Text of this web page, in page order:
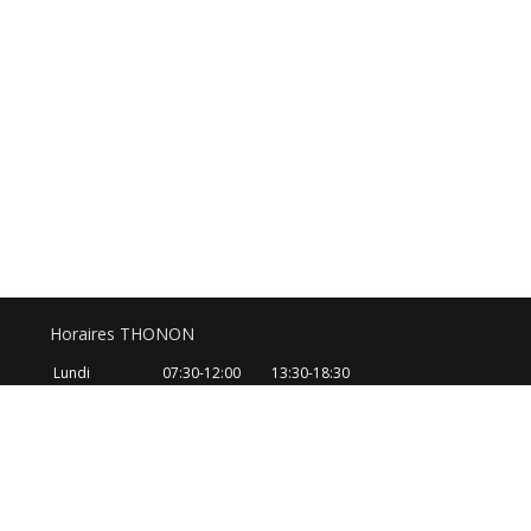
Horaires THONON
Lundi 07:30-12:00
13:30-18:30